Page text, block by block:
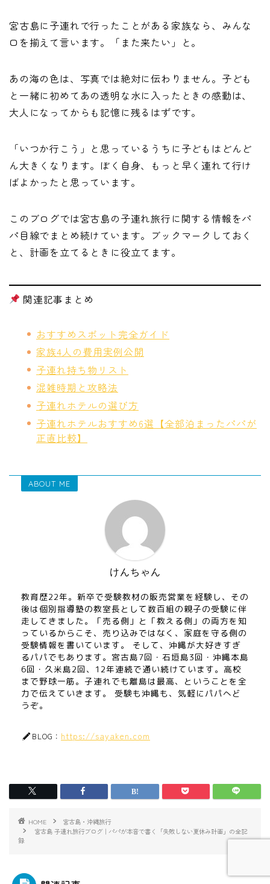
宮古島に子連れで行ったことがある家族なら、みんな
口を揃えて言います。「また来たい」と。
あの海の色は、写真では絶対に伝わりません。子ども
と一緒に初めてあの透明な水に入ったときの感動は、
大人になってからも記憶に残るはずです。
「いつか行こう」と思っているうちに子どもはどんど
ん大きくなります。ぼく自身、もっと早く連れて行け
ばよかったと思っています。
このブログでは宮古島の子連れ旅行に関する情報をパ
パ目線でまとめ続けています。ブックマークしておく
と、計画を立てるときに役立てます。
関連記事まとめ
おすすめスポット完全ガイド
家族4人の費用実例公開
子連れ持ち物リスト
混雑時期と攻略法
子連れホテルの選び方
子連れホテルおすすめ6選【全部泊まったパパが
正直比較】
ABOUT ME
けんちゃん
教育歴22年。新卒で受験教材の販売営業を経験し、その
後は個別指導塾の教室長として数百組の親子の受験に伴
走してきました。「売る側」と「教える側」の両方を知
っているからこそ、売り込みではなく、家庭を守る側の
受験情報を書いています。 そして、沖縄が大好きすぎ
るパパでもあります。宮古島7回・石垣島3回・沖縄本島
6回・久米島2回、12年連続で通い続けています。高校
まで野球一筋。子連れでも離島は最高、ということを全
力で伝えていきます。 受験も沖縄も、気軽にパパへど
うぞ。
BLOG： https://sayaken.com
HOME
宮古島・沖縄旅行
宮古島 子連れ旅行ブログ｜パパが本音で書く「失敗しない夏休み計画」の全記
録